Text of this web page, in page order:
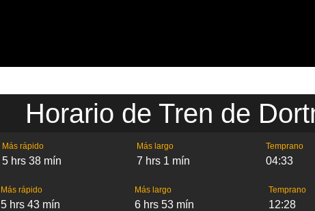
Horario de Tren de
Más rápido
5 hrs 38 mín
Más largo
7 hrs 1 mín
Temprano
04:33
Más rápido
5 hrs 43 mín
Más largo
6 hrs 53 mín
Temprano
12:28